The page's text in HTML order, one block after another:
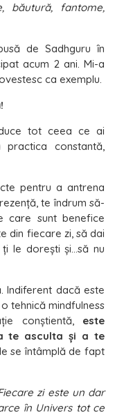
băutură, fantome,
de Sadhguru ȋn
acum 2 ani. Mi-a
ca exemplu.
tot ceea ce ai
constantă,
pentru a antrena
te îndrum să-
care sunt benefice
din fiecare zi, să dai
le doreşti şi…să nu
Indiferent dacă este
tehnică mindfulness
conştientă, este
te asculta şi a te
se întâmplă de fapt
zi este un dar
ȋn Univers tot ce